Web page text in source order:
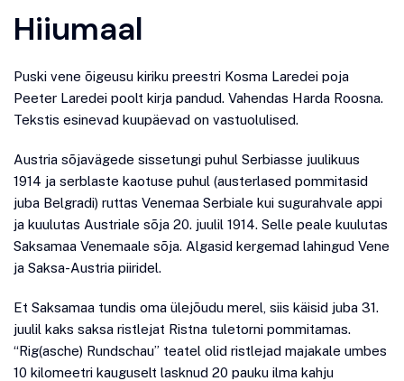
Hiiumaal
Puski vene õigeusu kiriku preestri Kosma Laredei poja
Peeter Laredei poolt kirja pandud. Vahendas Harda Roosna.
Tekstis esinevad kuupäevad on vastuolulised.
Austria sõjavägede sissetungi puhul Serbiasse juulikuus
1914 ja serblaste kaotuse puhul (austerlased pommitasid
juba Belgradi) ruttas Venemaa Serbiale kui sugurahvale appi
ja kuulutas Austriale sõja 20. juulil 1914. Selle peale kuulutas
Saksamaa Venemaale sõja. Algasid kergemad lahingud Vene
ja Saksa-Austria piiridel.
Et Saksamaa tundis oma ülejõudu merel, siis käisid juba 31.
juulil kaks saksa ristlejat Ristna tuletorni pommitamas.
“Rig(asche) Rundschau” teatel olid ristlejad majakale umbes
10 kilomeetri kauguselt lasknud 20 pauku ilma kahju